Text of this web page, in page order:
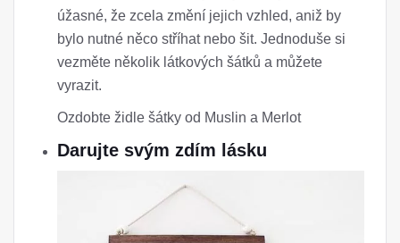
úžasné, že zcela změní jejich vzhled, aniž by
bylo nutné něco stříhat nebo šit. Jednoduše si
vezměte několik látkových šátků a můžete
vyrazit.
Ozdobte židle šátky od Muslin a Merlot
Darujte svým zdím lásku